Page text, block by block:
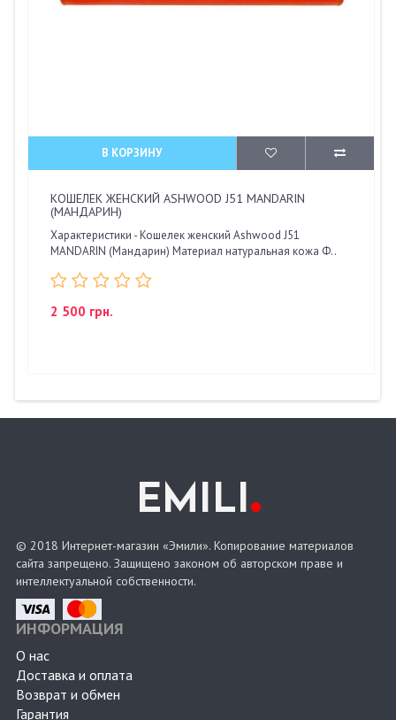
В КОРЗИНУ
КОШЕЛЕК ЖЕНСКИЙ ASHWOOD J51 MANDARIN
(МАНДАРИН)
Характеристики - Кошелек женский Ashwood J51
MANDARIN (Мандарин) Материал натуральная кожа Ф..
2 500 грн.
EMILI.
© 2018 Интернет-магазин «Эмили». Копирование материалов
сайта запрещено. Защищено законом об авторском праве и
интеллектуальной собственности.
ИНФОРМАЦИЯ
О нас
Доставка и оплата
Возврат и обмен
Гарантия